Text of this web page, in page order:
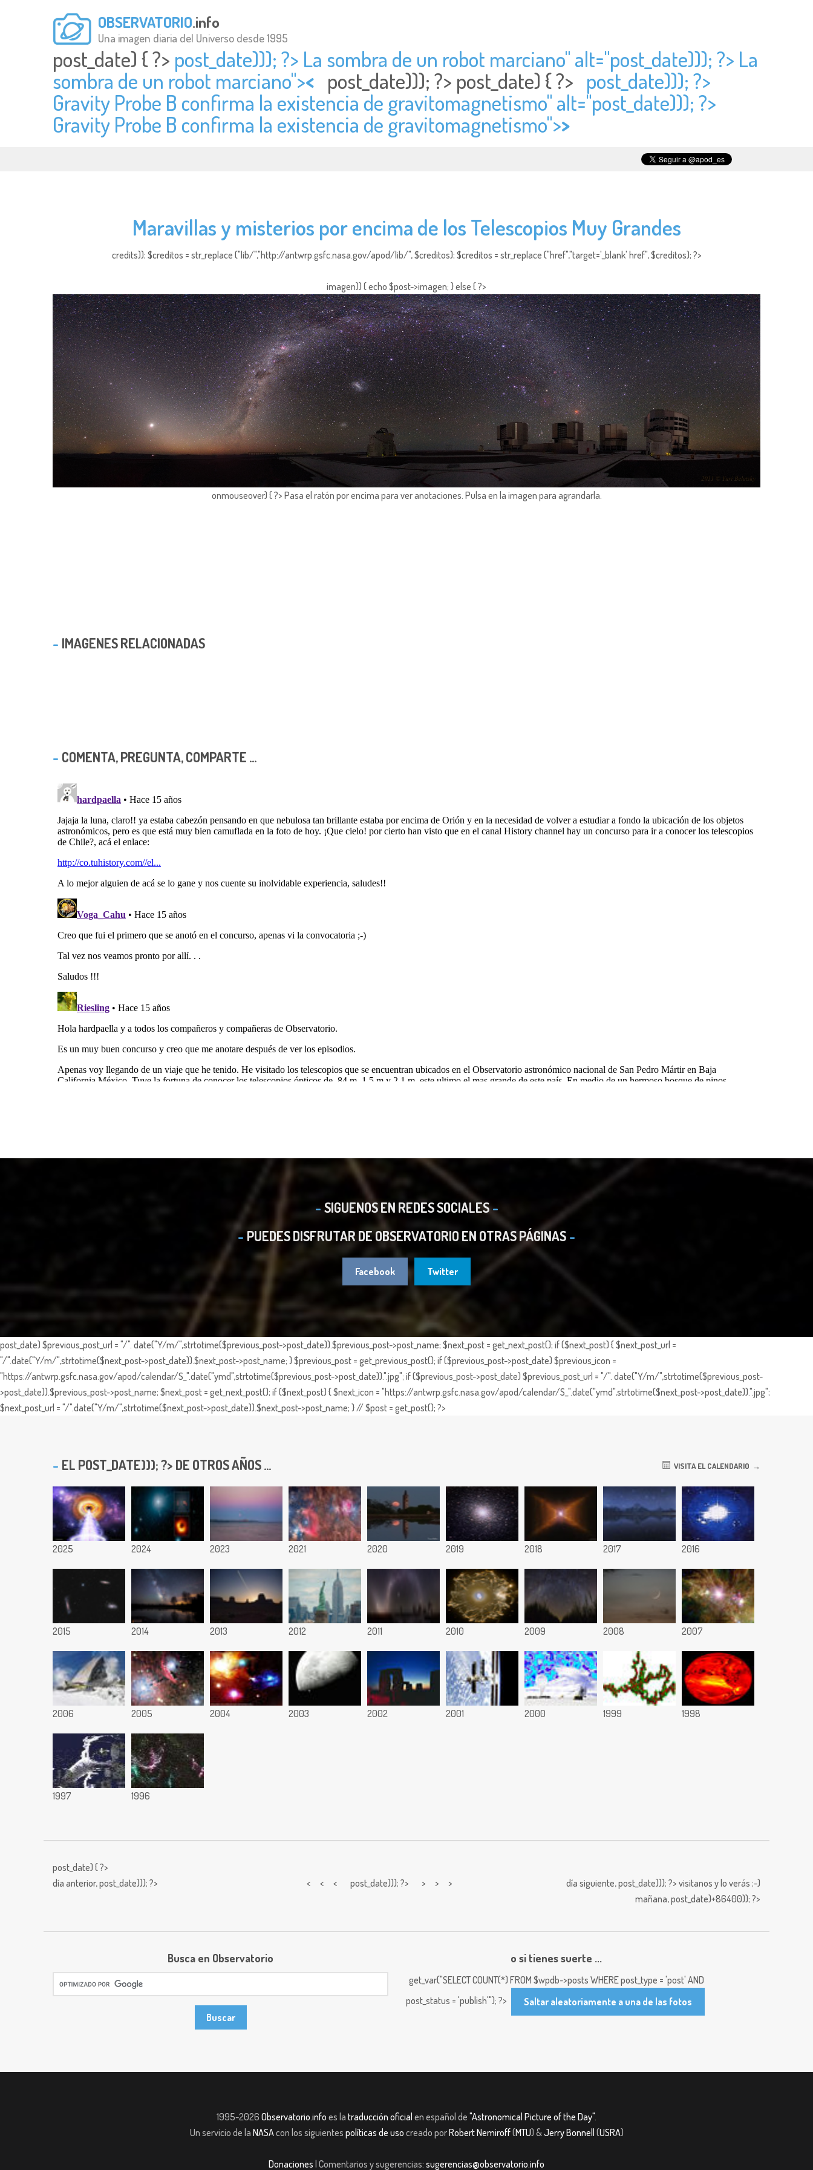
OBSERVATORIO.info
Una imagen diaria del Universo desde 1995
post_date) { ?> post_date))); ?> La sombra de un robot marciano" alt="post_date))); ?> La
sombra de un robot marciano">< post_date))); ?> post_date) { ?> post_date))); ?>
Gravity Probe B confirma la existencia de gravitomagnetismo" alt="post_date))); ?>
Gravity Probe B confirma la existencia de gravitomagnetismo">>
Maravillas y misterios por encima de los Telescopios Muy Grandes
credits)); $creditos = str_replace ("lib/","http://antwrp.gsfc.nasa.gov/apod/lib/", $creditos); $creditos = str_replace ("href","target='_blank' href", $creditos); ?>
imagen)) { echo $post->imagen; } else { ?>
onmouseover) { ?> Pasa el ratón por encima para ver anotaciones. Pulsa en la imagen para agrandarla.
IMAGENES RELACIONADAS
COMENTA, PREGUNTA, COMPARTE ...
SIGUENOS EN REDES SOCIALES
PUEDES DISFRUTAR DE OBSERVATORIO EN OTRAS PÁGINAS
Facebook Twitter
post_date) $previous_post_url = "/". date("Y/m/",strtotime($previous_post->post_date)).$previous_post->post_name; $next_post = get_next_post(); if ($next_post) { $next_post_url =
"/".date("Y/m/",strtotime($next_post->post_date)).$next_post->post_name; } $previous_post = get_previous_post(); if ($previous_post->post_date) $previous_icon =
"https://antwrp.gsfc.nasa.gov/apod/calendar/S_".date("ymd",strtotime($previous_post->post_date)).".jpg"; if ($previous_post->post_date) $previous_post_url = "/". date("Y/m/",strtotime($previous_post-
>post_date)).$previous_post->post_name; $next_post = get_next_post(); if ($next_post) { $next_icon = "https://antwrp.gsfc.nasa.gov/apod/calendar/S_".date("ymd",strtotime($next_post->post_date)).".jpg";
$next_post_url = "/".date("Y/m/",strtotime($next_post->post_date)).$next_post->post_name; } // $post = get_post(); ?>
EL POST_DATE))); ?> DE OTROS AÑOS ... VISITA EL CALENDARIO
2025 2024 2023 2021 2020 2019 2018 2017 2016
2015 2014 2013 2012 2011 2010 2009 2008 2007
2006 2005 2004 2003 2002 2001 2000 1999 1998
1997 1996
post_date) { ?>
día anterior,post_date))); ?> < < < post_date))); ?> > > > día siguiente,post_date))); ?> visitanos y lo verás ;-)
mañana,post_date)+86400)); ?>
Busca en Observatorio o si tienes suerte ...
get_var("SELECT COUNT(*) FROM $wpdb->posts WHERE post_type = 'post' AND
post_status = 'publish'"); ?>
Saltar aleatoriamente a una de las fotos
1995-2026 Observatorio.info es la traducción oficial en español de "Astronomical Picture of the Day".
Un servicio de la NASAcon los siguientes políticas de uso creado porRobert Nemiroff(MTU) &Jerry Bonnell (USRA)
Donaciones | Comentarios y sugerencias: sugerencias@observatorio.info